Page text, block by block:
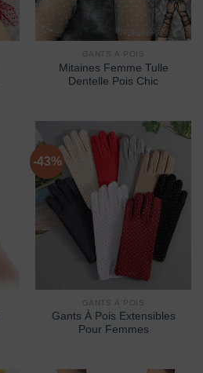
GANTS À POIS
Mitaines Femme Tulle
Dentelle Pois Chic
-43%
GANTS À POIS
Gants À Pois Extensibles
Pour Femmes